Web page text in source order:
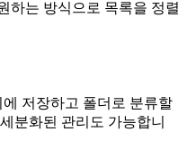
하는 방식으로 목록을 정렬
저장하고 폴더로 분류할
분화된 관리도 가능합니